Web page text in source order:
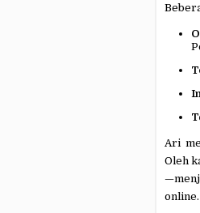
Ari
Oleh
online.